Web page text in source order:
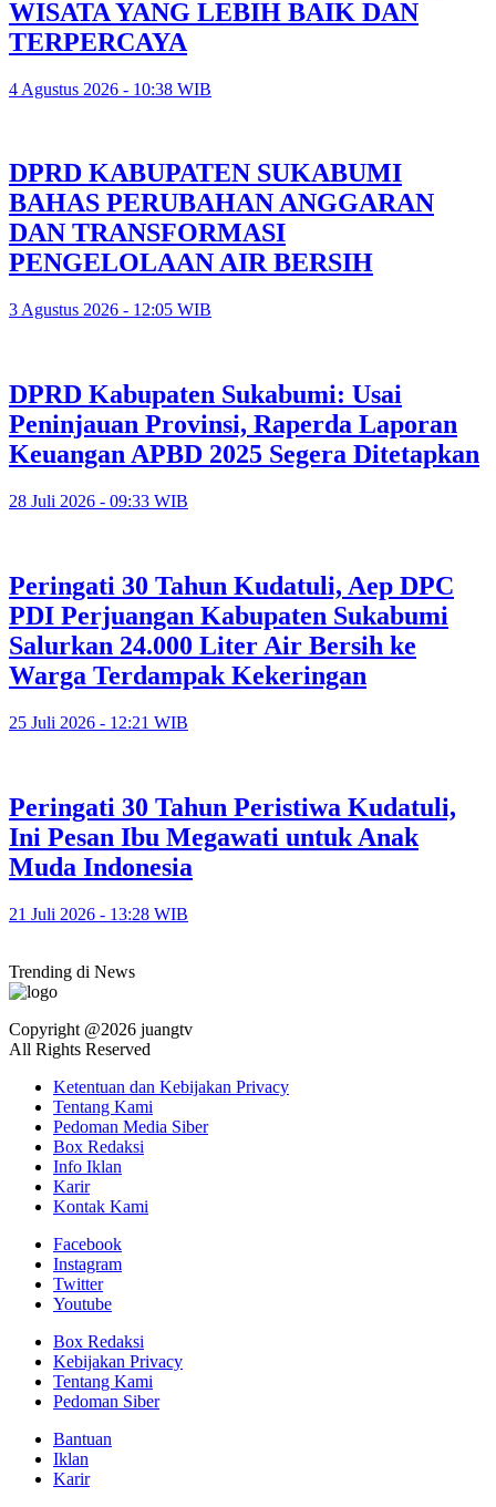
WISATA YANG LEBIH BAIK DAN
TERPERCAYA
4 Agustus 2026 - 10:38 WIB
DPRD KABUPATEN SUKABUMI
BAHAS PERUBAHAN ANGGARAN
DAN TRANSFORMASI
PENGELOLAAN AIR BERSIH
3 Agustus 2026 - 12:05 WIB
DPRD Kabupaten Sukabumi: Usai
Peninjauan Provinsi, Raperda Laporan
Keuangan APBD 2025 Segera Ditetapkan
28 Juli 2026 - 09:33 WIB
Peringati 30 Tahun Kudatuli, Aep DPC
PDI Perjuangan Kabupaten Sukabumi
Salurkan 24.000 Liter Air Bersih ke
Warga Terdampak Kekeringan
25 Juli 2026 - 12:21 WIB
Peringati 30 Tahun Peristiwa Kudatuli,
Ini Pesan Ibu Megawati untuk Anak
Muda Indonesia
21 Juli 2026 - 13:28 WIB
Trending di News
Copyright @2026 juangtv
All Rights Reserved
Ketentuan dan Kebijakan Privacy
Tentang Kami
Pedoman Media Siber
Box Redaksi
Info Iklan
Karir
Kontak Kami
Facebook
Instagram
Twitter
Youtube
Box Redaksi
Kebijakan Privacy
Tentang Kami
Pedoman Siber
Bantuan
Iklan
Karir